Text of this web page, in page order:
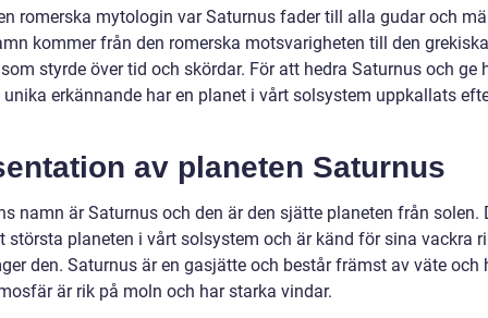
romerska mytologin var Saturnus fader till alla gudar och
kommer från den romerska motsvarigheten till den
styrde över tid och skördar. För att hedra Saturnus och ge
erkännande har en planet i vårt solsystem uppkallats
av planeten Saturnus
namn är Saturnus och den är den sjätte planeten från solen.
största planeten i vårt solsystem och är känd för sina vackra
den. Saturnus är en gasjätte och består främst av väte och
är rik på moln och har starka vindar.